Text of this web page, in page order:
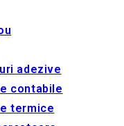
adezive
contabile
termice